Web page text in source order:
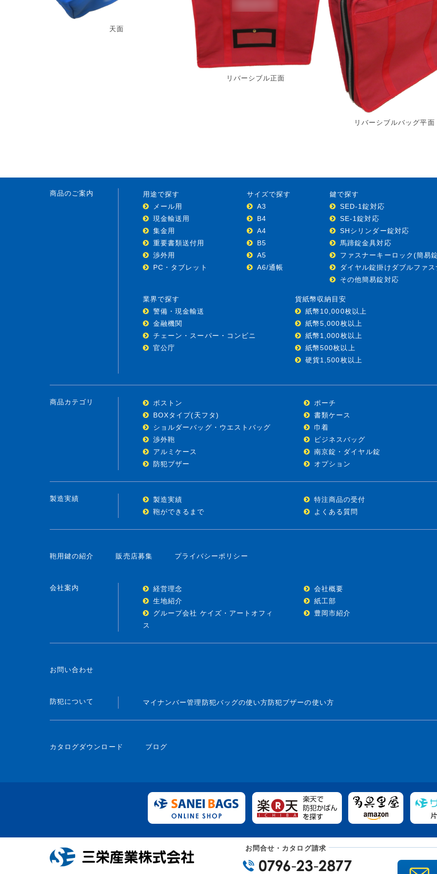
天面
リバーシブル正面
リバーシブルバッグ平面
商品のご案内
用途で探す
メール用
現金輸送用
集金用
重要書類送付用
渉外用
PC・タブレット
サイズで探す
A3
B4
A4
B5
A5
A6/通帳
鍵で探す
SED-1錠対応
SE-1錠対応
SHシリンダー錠対応
馬蹄錠金具対応
ファスナーキーロック(簡易
ダイヤル錠掛けダブルファ
その他簡易錠対応
業界で探す
警備・現金輸送
金融機関
チェーン・スーパー・コンビニ
官公庁
貨紙幣収納目安
紙幣10,000枚以上
紙幣5,000枚以上
紙幣1,000枚以上
紙幣500枚以上
硬貨1,500枚以上
商品カテゴリ ボストン
ポーチ
BOXタイプ(天フタ)
書類ケース
ショルダーバッグ・ウエストバッグ
巾着
渉外鞄
ビジネスバッグ
アルミケース
南京錠・ダイヤル錠
防犯ブザー
オプション
製造実績 製造実績
特注商品の受付
鞄ができるまで
よくある質問
鞄用鍵の紹介 販売店募集 プライバシーポリシー
会社案内 経営理念
会社概要
生地紹介
紙工部
グループ会社 ケイズ・アートオフィ
ス
豊岡市紹介
お問い合わせ
防犯について マイナンバー管理 防犯バッグの使い方防犯ブザーの使い方
カタログダウンロード ブログ
お問合せ・カタログ請求